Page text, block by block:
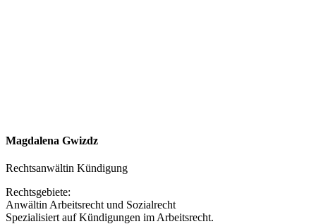
Magdalena Gwizdz
Rechtsanwältin Kündigung
Rechtsgebiete:
Anwältin Arbeitsrecht und Sozialrecht
Spezialisiert auf Kündigungen im Arbeitsrecht.